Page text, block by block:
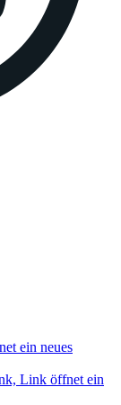
ein neues
Link öffnet ein